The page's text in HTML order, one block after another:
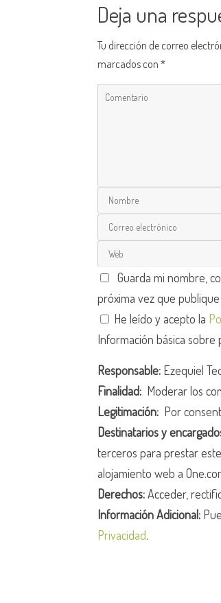
Deja una
Tu dirección de correo
marcados con*
Guarda mi nombre,
próxima vez que
He leído y acepto la
Información básica
Responsable: Ezequiel
Finalidad: Moderar los
Legitimación: Por
Destinatarios y
terceros para prestar
alojamiento web a
Derechos:Acceder,
Información Adicional:
Privacidad.